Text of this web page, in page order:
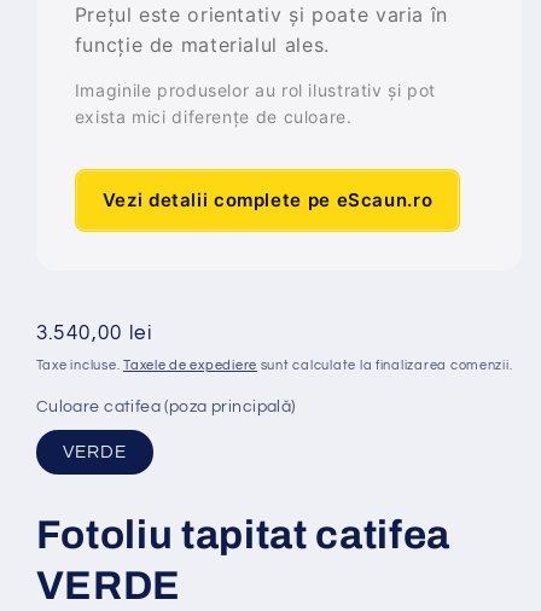
Prețul este orientativ și poate varia în
funcție de materialul ales.
Imaginile produselor au rol ilustrativ și pot
exista mici diferențe de culoare.
Vezi detalii complete pe eScaun.ro
Preț
obișnuit
3.540,00 lei
Taxe incluse.Taxele de expediere sunt calculate la finalizarea comenzii.
Culoare catifea (poza principală)
VERDE
Fotoliu tapitat catifea
VERDE